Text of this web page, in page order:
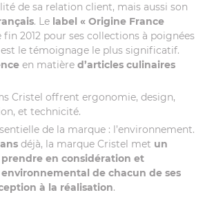
de sa relation client, mais aussi son
. Le label « Origine France
fin 2012 pour ses collections à poignées
le témoignage le plus significatif.
en matière d’articles culinaires
Cristel offrent ergonomie, design,
et technicité.
de la marque : l’environnement.
déjà, la marque Cristel met un
en considération et
de chacun de ses
à la réalisation.